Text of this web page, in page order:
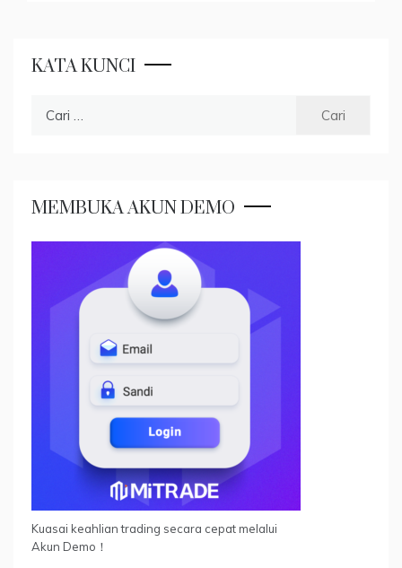
KATA KUNCI
MEMBUKA AKUN DEMO
Kuasai keahlian trading secara cepat melalui
Akun Demo！